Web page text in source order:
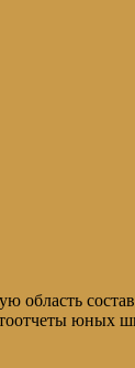
область
юных